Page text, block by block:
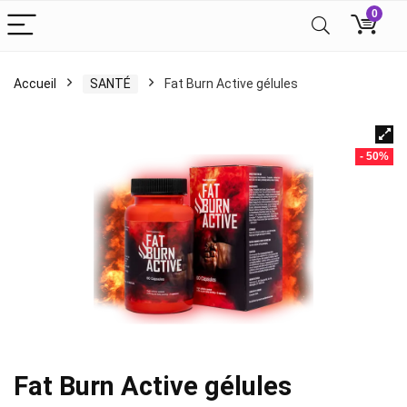
0
Accueil SANTÉ Fat Burn Active gélules
- 50%
Fat Burn Active gélules